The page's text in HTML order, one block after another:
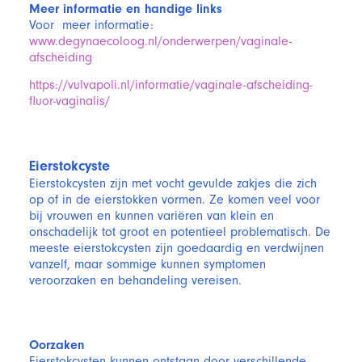
Meer informatie en handige links
Voor meer informatie:
www.degynaecoloog.nl/onderwerpen/vaginale-
afscheiding
https://vulvapoli.nl/informatie/vaginale-afscheiding-
fluor-vaginalis/
Eierstokcyste
Eierstokcysten zijn met vocht gevulde zakjes die zich
op of in de eierstokken vormen. Ze komen veel voor
bij vrouwen en kunnen variëren van klein en
onschadelijk tot groot en potentieel problematisch. De
meeste eierstokcysten zijn goedaardig en verdwijnen
vanzelf, maar sommige kunnen symptomen
veroorzaken en behandeling vereisen.
Oorzaken